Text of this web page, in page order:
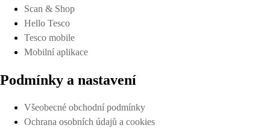
Scan & Shop
Hello Tesco
Tesco mobile
Mobilní aplikace
Podmínky a nastavení
Všeobecné obchodní podmínky
Ochrana osobních údajů a cookies